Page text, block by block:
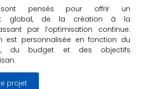
pensés pour offrir un
global, de la création à la
par l’optimisation continue.
est personnalisée en fonction du
du budget et des objectifs
projet